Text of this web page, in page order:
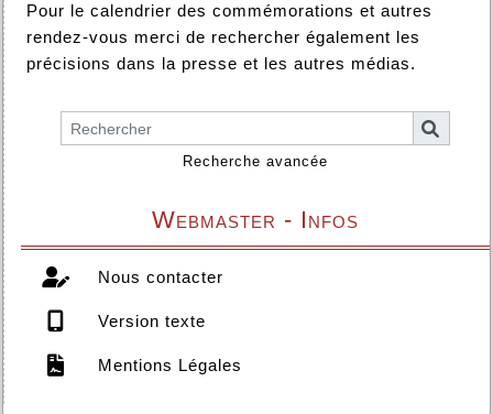
Pour le calendrier des commémorations et autres
rendez-vous merci de rechercher également les
précisions dans la presse et les autres médias.
Recherche avancée
Webmaster - Infos
Nous contacter
Version texte
Mentions Légales